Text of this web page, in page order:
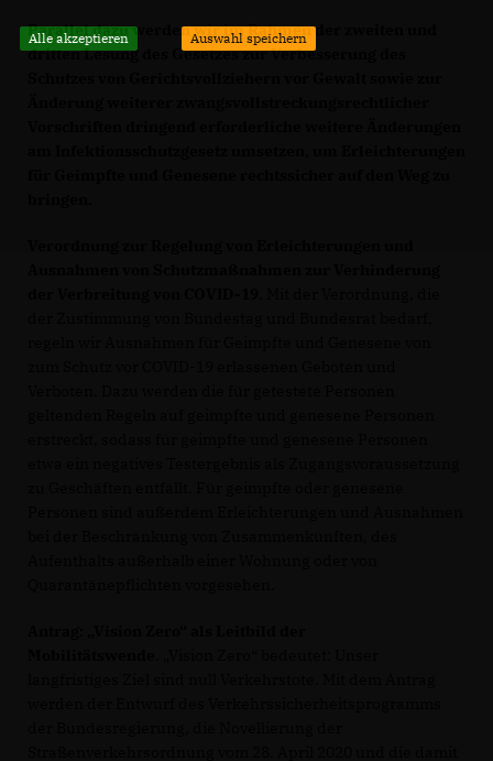
Parallel dazu werden wir im Rahmen der zweiten und
dritten Lesung des Gesetzes zur Verbesserung des
Alle akzeptieren Auswahl speichern